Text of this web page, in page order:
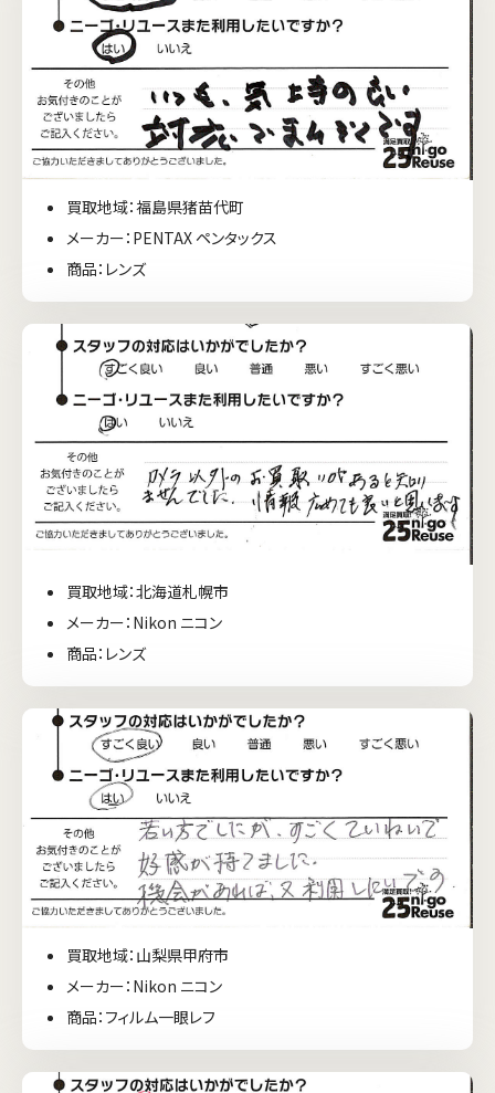
買取地域：福島県猪苗代町
メーカー：PENTAX ペンタックス
商品：レンズ
買取地域：北海道札幌市
メーカー：Nikon ニコン
商品：レンズ
買取地域：山梨県甲府市
メーカー：Nikon ニコン
商品：フィルム一眼レフ